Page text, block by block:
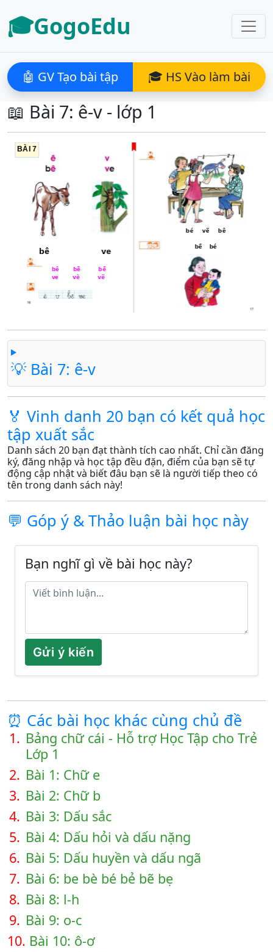
🎓GogoEdu
🤖 GV Tạo bài tập 🎓 HS Vào làm bài
📖 Bài 7: ê-v - lớp 1
💡 Bài 7: ê-v
🏅 Vinh danh 20 bạn có kết quả học
tập xuất sắc
Danh sách 20 bạn đạt thành tích cao nhất. Chỉ cần đăng
ký, đăng nhập và học tập đều đặn, điểm của bạn sẽ tự
động cập nhật và biết đâu bạn sẽ là người tiếp theo có
tên trong danh sách này!
💬 Góp ý & Thảo luận bài học này
Bạn nghĩ gì về bài học này?
Gửi ý kiến
⏰ Các bài học khác cùng chủ đề
1. Bảng chữ cái - Hỗ trợ Học Tập cho Trẻ
Lớp 1
2. Bài 1: Chữ e
3. Bài 2: Chữ b
4. Bài 3: Dấu sắc
5. Bài 4: Dấu hỏi và dấu nặng
6. Bài 5: Dấu huyền và dấu ngã
7. Bài 6: be bè bé bẻ bẽ bẹ
8. Bài 8: l-h
9. Bài 9: o-c
10. Bài 10: ô-ơ